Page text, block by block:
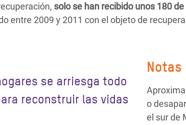
solo se han recibido unos 180
entre 2009 y 2011 con el objeto de
se arriesga todo
reconstruir las vidas
o
el sur de